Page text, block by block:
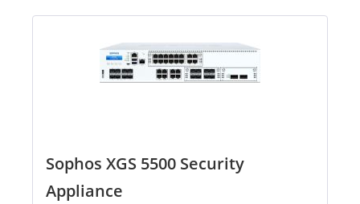
Sophos XGS 5500 Security
Appliance